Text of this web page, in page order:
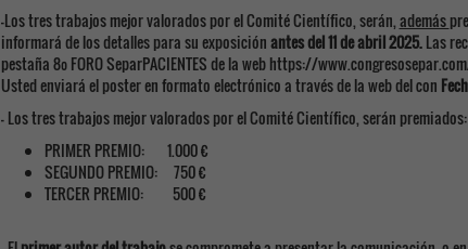
-Los tres trabajos mejor valorados por el Comité Científico, serán,además
informará de los detalles para su exposiciónantes del 11 de abril 2025.Las
pestaña 8º FORO SeparPACIENTES de la web https://
Usted enviará el poster en formato electrónico a través de la web del con
- Los tres trabajos mejor valorados por el Comité Científico, serán premiados:
PRIMER PREMIO: 1.000 €
SEGUNDO PREMIO: 750 €
TERCER PREMIO: 500 €